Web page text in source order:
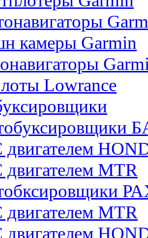
камеры Garmin
Lowrance
двигателем
двигателем MTR
двигателем МTR
двигателем